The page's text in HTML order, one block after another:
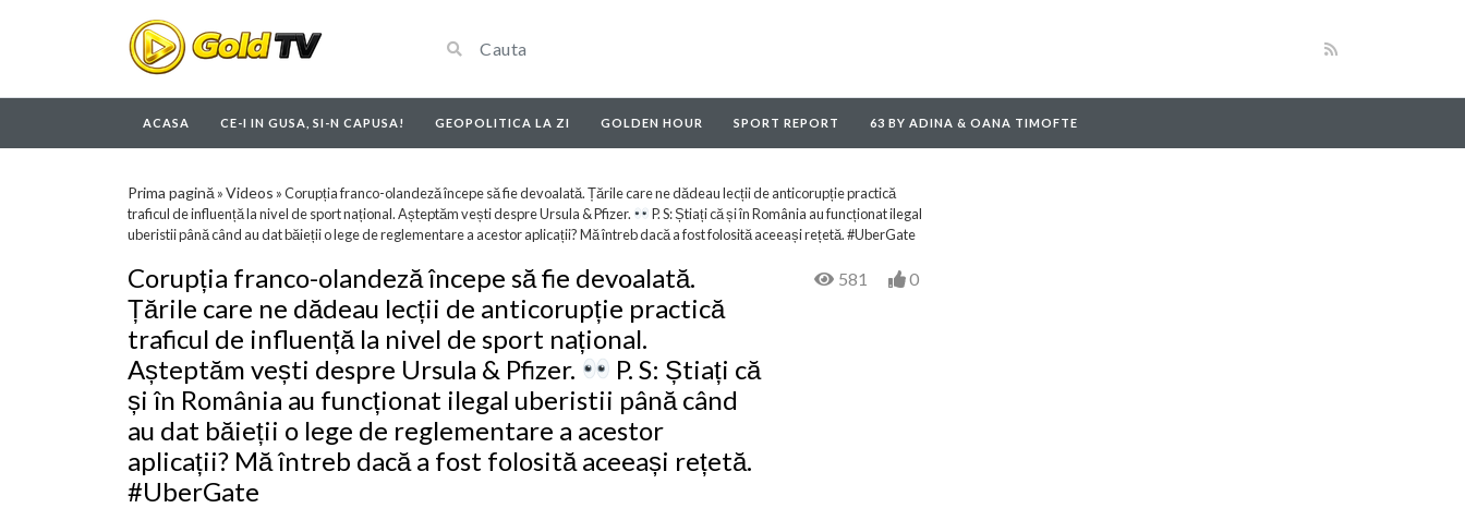
ACASA CE-I IN GUSA, SI-N CAPUSA! GEOPOLITICA LA ZI GOLDEN HOUR SPORT REPORT 63 BY ADINA & OANA TIMOFTE
Prima pagină »Videos »Corupția franco-olandeză începe să fie devoalată. Țările care ne dădeau lecții de anticorupție practică
traficul de influență la nivel de sport național. Așteptăm vești despre Ursula & Pfizer.
P. S: Știați că și în România au funcționat ilegal
uberistii până când au dat băieții o lege de reglementare a acestor aplicații? Mă întreb dacă a fost folosită aceeași rețetă. #UberGate
Corupția franco-olandeză începe să fie devoalată.
Țările care ne dădeau lecții de anticorupție practică
traficul de influență la nivel de sport național.
Așteptăm vești despre Ursula & Pfizer.
P. S: Știați că
și în România au funcționat ilegal uberistii până când
au dat băieții o lege de reglementare a acestor
aplicații? Mă întreb dacă a fost folosită aceeași rețetă.
#UberGate
581 0